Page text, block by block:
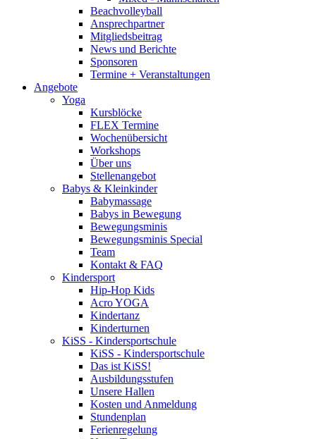
Beachvolleyball
Ansprechpartner
Mitgliedsbeitrag
News und Berichte
Sponsoren
Termine + Veranstaltungen
Angebote
Yoga
Kursblöcke
FLEX Termine
Wochenübersicht
Workshops
Über uns
Stellenangebot
Babys & Kleinkinder
Babymassage
Babys in Bewegung
Bewegungsminis
Bewegungsminis Special
Team
Kontakt & FAQ
Kindersport
Hip-Hop Kids
Acro YOGA
Kindertanz
Kinderturnen
KiSS - Kindersportschule
KiSS - Kindersportschule
Das ist KiSS!
Ausbildungsstufen
Unsere Hallen
Kosten und Anmeldung
Stundenplan
Ferienregelung